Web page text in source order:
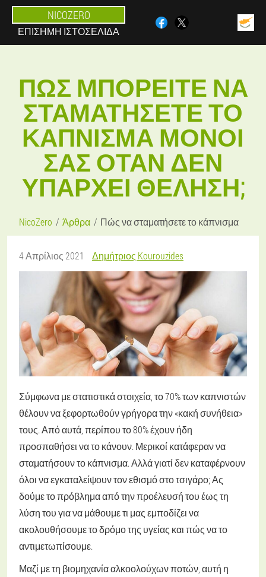
NICOZERO
ΕΠΊΣΗΜΗ ΙΣΤΟΣΕΛΊΔΑ
ΠΏΣ ΜΠΟΡΕΊΤΕ ΝΑ
ΣΤΑΜΑΤΉΣΕΤΕ ΤΟ
ΚΆΠΝΙΣΜΑ ΜΌΝΟΙ
ΣΑΣ ΌΤΑΝ ΔΕΝ
ΥΠΆΡΧΕΙ ΘΈΛΗΣΗ;
NicoZero Άρθρα Πώς να σταματήσετε το κάπνισμα
4 Απρίλιος 2021 Δημήτριος Kourouzides
Σύμφωνα με στατιστικά στοιχεία, το 70% των καπνιστών
θέλουν να ξεφορτωθούν γρήγορα την «κακή συνήθεια»
τους. Από αυτά, περίπου το 80% έχουν ήδη
προσπαθήσει να το κάνουν. Μερικοί κατάφεραν να
σταματήσουν το κάπνισμα. Αλλά γιατί δεν καταφέρνουν
όλοι να εγκαταλείψουν τον εθισμό στο τσιγάρο; Ας
δούμε το πρόβλημα από την προέλευσή του έως τη
λύση του για να μάθουμε τι μας εμποδίζει να
ακολουθήσουμε το δρόμο της υγείας και πώς να το
αντιμετωπίσουμε.
Μαζί με τη βιομηχανία αλκοολούχων ποτών, αυτή η